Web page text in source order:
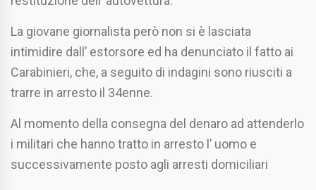
La giovane giornalista però non si è lasciata
intimidire dall’ estorsore ed ha denunciato il fatto ai
Carabinieri, che, a seguito di indagini sono riusciti a
trarre in arresto il 34enne.
Al momento della consegna del denaro ad attenderlo
i militari che hanno tratto in arresto l’ uomo e
successivamente posto agli arresti domiciliari